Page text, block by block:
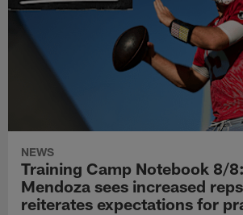
NEWS
Training Camp Notebook 8/
Mendoza sees increased
reiterates expectations for